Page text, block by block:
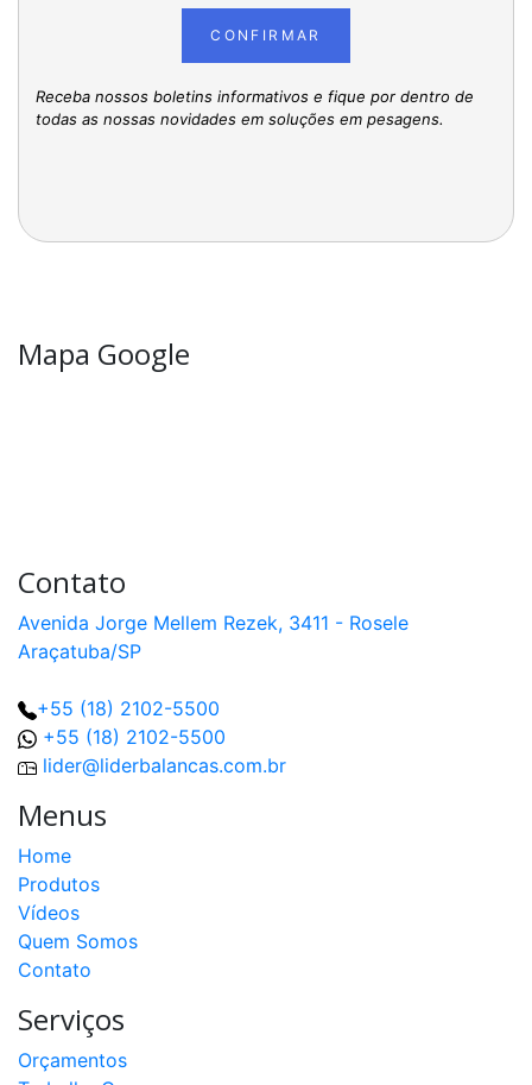
CONFIRMAR
Receba nossos boletins informativos e fique por dentro de
todas as nossas novidades em soluções em pesagens.
Mapa Google
Contato
Avenida Jorge Mellem Rezek, 3411 - Rosele
Araçatuba/SP
+55 (18) 2102-5500
+55 (18) 2102-5500
lider@liderbalancas.com.br
Menus
Home
Produtos
Vídeos
Quem Somos
Contato
Serviços
Orçamentos